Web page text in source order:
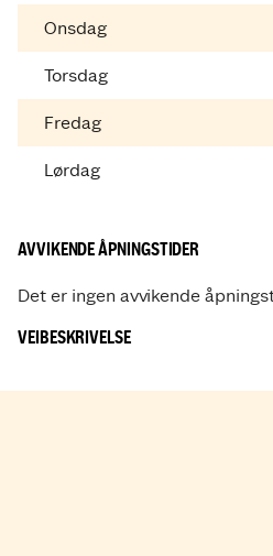
Onsdag
Torsdag
Fredag
Lørdag
AVVIKENDE ÅPNINGSTIDER
Det er ingen avvikende
VEIBESKRIVELSE